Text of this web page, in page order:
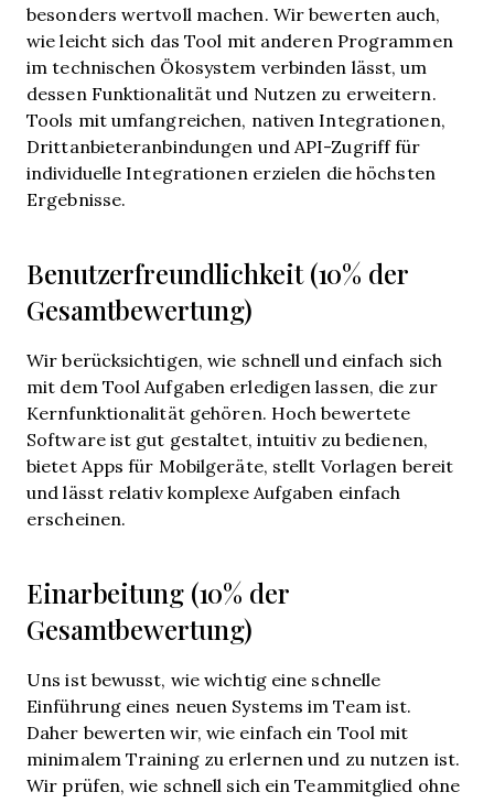
besonders wertvoll machen. Wir bewerten auch,
wie leicht sich das Tool mit anderen Programmen
im technischen Ökosystem verbinden lässt, um
dessen Funktionalität und Nutzen zu erweitern.
Tools mit umfangreichen, nativen Integrationen,
Drittanbieteranbindungen und API-Zugriff für
individuelle Integrationen erzielen die höchsten
Ergebnisse.
Benutzerfreundlichkeit (10% der
Gesamtbewertung)
Wir berücksichtigen, wie schnell und einfach sich
mit dem Tool Aufgaben erledigen lassen, die zur
Kernfunktionalität gehören. Hoch bewertete
Software ist gut gestaltet, intuitiv zu bedienen,
bietet Apps für Mobilgeräte, stellt Vorlagen bereit
und lässt relativ komplexe Aufgaben einfach
erscheinen.
Einarbeitung (10% der
Gesamtbewertung)
Uns ist bewusst, wie wichtig eine schnelle
Einführung eines neuen Systems im Team ist.
Daher bewerten wir, wie einfach ein Tool mit
minimalem Training zu erlernen und zu nutzen ist.
Wir prüfen, wie schnell sich ein Teammitglied ohne